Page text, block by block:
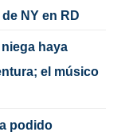
NY en RD
haya
el músico
podido